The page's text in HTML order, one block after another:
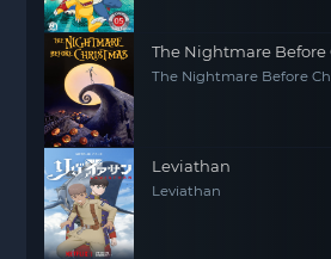
The Nightmare Before
The Nightmare Before
Leviathan
Leviathan